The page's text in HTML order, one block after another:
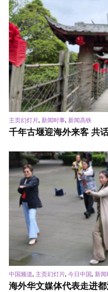
主页幻灯片, 新闻时事, 新闻高铁
千年古堰迎海外来客 共
中国频道, 主页幻灯片, 今日中国, 新
海外华文媒体代表走进